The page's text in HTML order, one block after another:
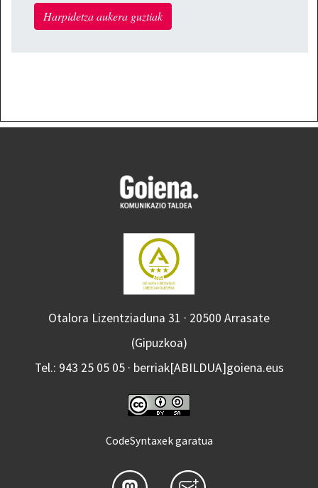
Harpidetza aukera guztiak
Otalora Lizentziaduna 31 · 20500 Arrasate
(Gipuzkoa)
Tel.: 943 25 05 05 · berriak[ABILDUA]goiena.eus
CodeSyntaxek garatua